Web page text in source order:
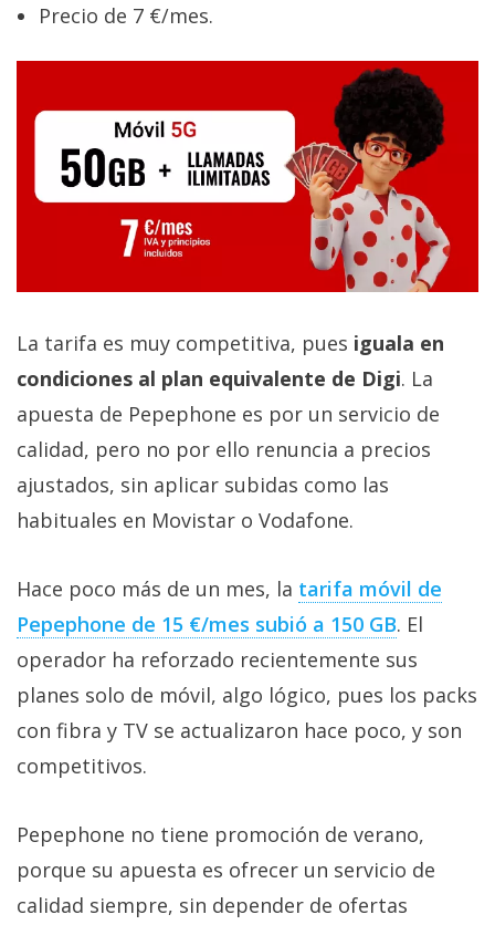
Precio de 7 €/mes.
La tarifa es muy competitiva, pues iguala en
condiciones al plan equivalente de Digi. La
apuesta de Pepephone es por un servicio de
calidad, pero no por ello renuncia a precios
ajustados, sin aplicar subidas como las
habituales en Movistar o Vodafone.
Hace poco más de un mes, la tarifa móvil de
Pepephone de 15 €/mes subió a 150 GB‎. El
operador ha reforzado recientemente sus
planes solo de móvil, algo lógico, pues los packs
con fibra y TV se actualizaron hace poco, y son
competitivos.
Pepephone no tiene promoción de verano,
porque su apuesta es ofrecer un servicio de
calidad siempre, sin depender de ofertas